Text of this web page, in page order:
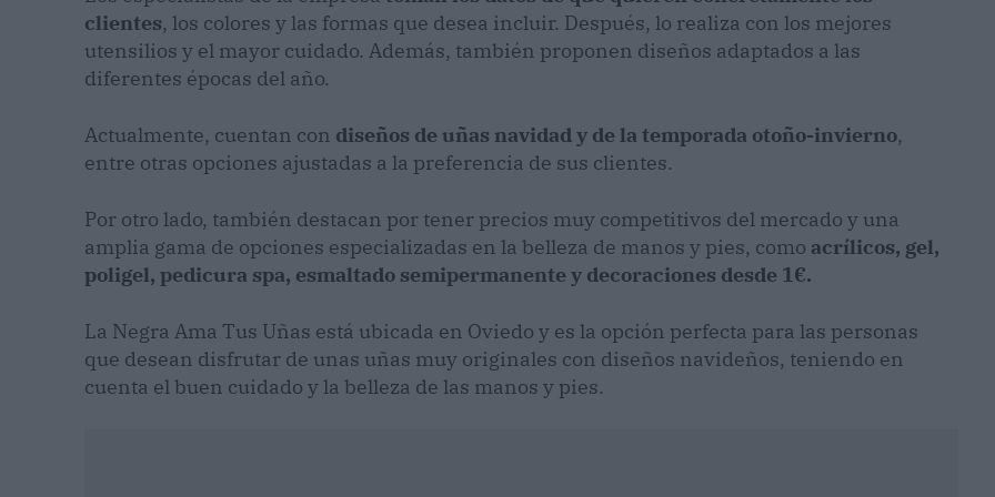
clientes, los colores y las formas que desea incluir. Después, lo realiza con los mejores
utensilios y el mayor cuidado. Además, también proponen diseños adaptados a las
diferentes épocas del año.
Actualmente, cuentan con diseños de uñas navidad y de la temporada otoño-invierno,
entre otras opciones ajustadas a la preferencia de sus clientes.
Por otro lado, también destacan por tener precios muy competitivos del mercado y una
amplia gama de opciones especializadas en la belleza de manos y pies, como acrílicos, gel,
poligel, pedicura spa, esmaltado semipermanente y decoraciones desde 1€.
La Negra Ama Tus Uñas está ubicada en Oviedo y es la opción perfecta para las personas
que desean disfrutar de unas uñas muy originales con diseños navideños, teniendo en
cuenta el buen cuidado y la belleza de las manos y pies.